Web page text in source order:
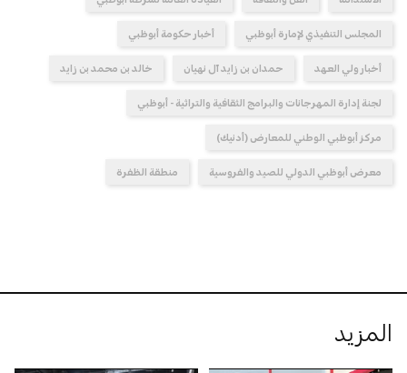
المجلس التنفيذي لإمارة أبوظبي أخبار حكومة أبوظبي
أخبار ولي العهد حمدان بن زايد آل نهيان خالد بن محمد بن زايد
لجنة إدارة المهرجانات والبرامج الثقافية والتراثية - أبوظبي
مركز أبوظبي الوطني للمعارض (أدنيك)
معرض أبوظبي الدولي للصيد والفروسية منطقة الظفرة
المزيد